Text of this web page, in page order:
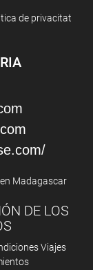
de privacitat
DE LOS
Viajes